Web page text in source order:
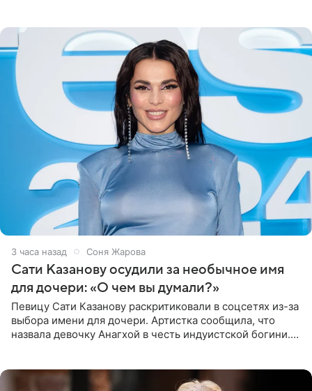
3 часа назад Соня Жарова
Сати Казанову осудили за необычное имя
для дочери: «О чем вы думали?»
Певицу Сати Казанову раскритиковали в соцсетях из-за
выбора имени для дочери. Артистка сообщила, что
назвала девочку Анагхой в честь индуистской богини.